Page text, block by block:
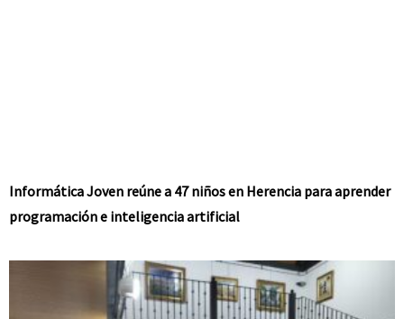
Informática Joven reúne a 47 niños en Herencia para aprender
programación e inteligencia artificial